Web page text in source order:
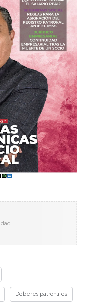
Deberes patronales